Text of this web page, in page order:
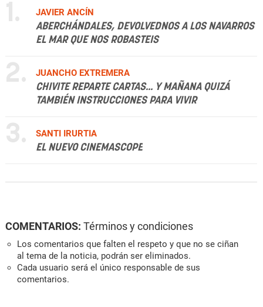
1.
JAVIER ANCÍN
ABERCHÁNDALES, DEVOLVEDNOS A LOS NAVARROS
EL MAR QUE NOS ROBASTEIS
2.
JUANCHO EXTREMERA
CHIVITE REPARTE CARTAS... Y MAÑANA QUIZÁ
TAMBIÉN INSTRUCCIONES PARA VIVIR
3.
SANTI IRURTIA
EL NUEVO CINEMASCOPE
COMENTARIOS: Términos y condiciones
Los comentarios que falten el respeto y que no se ciñan
al tema de la noticia, podrán ser eliminados.
Cada usuario será el único responsable de sus
comentarios.